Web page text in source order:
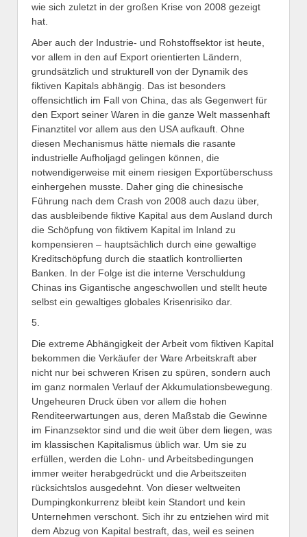
wie sich zuletzt in der großen Krise von 2008 gezeigt
hat.
Aber auch der Industrie- und Rohstoffsektor ist heute,
vor allem in den auf Export orientierten Ländern,
grundsätzlich und strukturell von der Dynamik des
fiktiven Kapitals abhängig. Das ist besonders
offensichtlich im Fall von China, das als Gegenwert für
den Export seiner Waren in die ganze Welt massenhaft
Finanztitel vor allem aus den USA aufkauft. Ohne
diesen Mechanismus hätte niemals die rasante
industrielle Aufholjagd gelingen können, die
notwendigerweise mit einem riesigen Exportüberschuss
einhergehen musste. Daher ging die chinesische
Führung nach dem Crash von 2008 auch dazu über,
das ausbleibende fiktive Kapital aus dem Ausland durch
die Schöpfung von fiktivem Kapital im Inland zu
kompensieren – hauptsächlich durch eine gewaltige
Kreditschöpfung durch die staatlich kontrollierten
Banken. In der Folge ist die interne Verschuldung
Chinas ins Gigantische angeschwollen und stellt heute
selbst ein gewaltiges globales Krisenrisiko dar.
5.
Die extreme Abhängigkeit der Arbeit vom fiktiven Kapital
bekommen die Verkäufer der Ware Arbeitskraft aber
nicht nur bei schweren Krisen zu spüren, sondern auch
im ganz normalen Verlauf der Akkumulationsbewegung.
Ungeheuren Druck üben vor allem die hohen
Renditeerwartungen aus, deren Maßstab die Gewinne
im Finanzsektor sind und die weit über dem liegen, was
im klassischen Kapitalismus üblich war. Um sie zu
erfüllen, werden die Lohn- und Arbeitsbedingungen
immer weiter herabgedrückt und die Arbeitszeiten
rücksichtslos ausgedehnt. Von dieser weltweiten
Dumpingkonkurrenz bleibt kein Standort und kein
Unternehmen verschont. Sich ihr zu entziehen wird mit
dem Abzug von Kapital bestraft, das, weil es seinen